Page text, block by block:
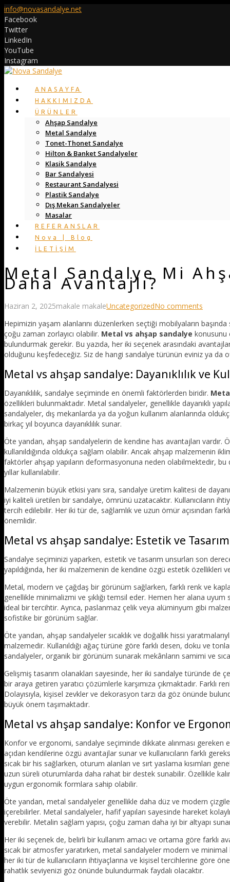
info@novasandalye.net
Facebook
Twitter
LinkedIn
YouTube
Instagram
ANASAYFA
HAKKIMIZDA
ÜRÜNLER
Ahşap Sandalye
Metal Sandalye
Tonet-Thonet Sandalye
Hilton & Banket Sandalyeler
Klasik Sandalye
Bar Sandalyesi
Restaurant Sandalyesi
Plastik Sandalye
Dış Mekan Sandalyeler
Masalar
REFERANSLAR
Nova | Blog
İLETİŞİM
Metal Sandalye Mi
Daha Avantajlı?
Haziran 2, 2025makale makaleUncategorizedNo comments
Hepimizin yaşam alanlarını düzenlerken seçtiği mobilyaların
çoğu zaman zorlayıcı olabilir. Metal vs ahşap sandalye konusunu
bulundurmak gerekir. Bu yazıda, her iki seçenek arasındaki
olduğunu keşfedeceğiz. Siz de hangi sandalye türünün eviniz ya
Metal vs ahşap sandalye: Dayanıklılık ve
Dayanıklılık, sandalye seçiminde en önemli faktörlerden biridir.
özellikleri bulunmaktadır. Metal sandalyeler, genellikle dayanıklı
sandalyeler, dış mekanlarda ya da yoğun kullanım alanlarında
birkaç yıl boyunca dayanıklılık sunar.
Öte yandan, ahşap sandalyelerin de kendine has avantajları
kullanıldığında oldukça sağlam olabilir. Ancak ahşap malzemenin
faktörler ahşap yapıların deformasyonuna neden olabilmektedir,
yıllar kullanılabilir.
Malzemenin büyük etkisi yanı sıra, sandalye üretim kalitesi de
iyi kaliteli üretilen bir sandalye, ömrünü uzatacaktır. Kullanıcıların
tercih edilebilir. Her iki tür de, sağlamlık ve uzun ömür açısından
önemlidir.
Metal vs ahşap sandalye: Estetik ve Tasarım
Sandalye seçiminizi yaparken, estetik ve tasarım unsurları son
yapıldığında, her iki malzemenin de kendine özgü estetik özellikleri
Metal, modern ve çağdaş bir görünüm sağlarken, farklı renk ve
genellikle minimalizmi ve şıklığı temsil eder. Hemen her alana
ideal bir tercihtir. Ayrıca, paslanmaz çelik veya alüminyum gibi
sofistike bir görünüm sağlar.
Öte yandan, ahşap sandalyeler sıcaklık ve doğallık hissi
malzemedir. Kullanıldığı ağaç türüne göre farklı desen, doku ve
sandalyeler, organik bir görünüm sunarak mekânların samimi ve
Gelişmiş tasarım olanakları sayesinde, her iki sandalye türünde de
bir araya getiren yaratıcı çözümlerle karşımıza çıkmaktadır.
Dolayısıyla, kişisel zevkler ve dekorasyon tarzı da göz önünde
büyük önem taşımaktadır.
Metal vs ahşap sandalye: Konfor ve
Konfor ve ergonomi, sandalye seçiminde dikkate alınması
açıdan kendilerine özgü avantajlar sunar ve kullanıcıların farklı
sıcak bir his sağlarken, oturum alanları ve sırt yaslama kısımları
uzun süreli oturumlarda daha rahat bir destek sunabilir. Özellikle
uygun ergonomik formlara sahip olabilir.
Öte yandan, metal sandalyeler genellikle daha düz ve modern
içerebilirler. Metal sandalyeler, hafif yapıları sayesinde hareket
verebilir. Metalin sağlam yapısı, çoğu zaman daha iyi bir altyapı
Her iki seçenek de, belirli bir kullanım amacı ve ortama göre farklı
sıcak bir atmosfer yaratırken, metal sandalyeler modern ve
her iki tür de kullanıcıların ihtiyaçlarına ve kişisel tercihlerine göre
rahatlık seviyenizi göz önünde bulundurmak faydalı olacaktır.